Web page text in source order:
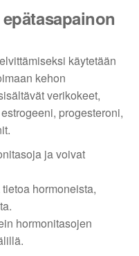
käytetään
kehon
verikokeet,
progesteroni,
ja voivat
hormoneista,
hormonitasojen